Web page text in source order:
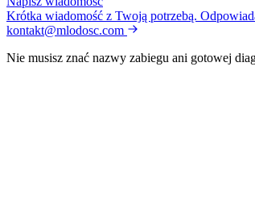
Krótka wiadomość z Twoją potrzebą.
kontakt@mlodosc.com
Nie musisz znać nazwy zabiegu ani gotowej